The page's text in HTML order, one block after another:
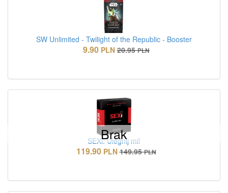
SW Unlimited - Twilight of the Republic - Booster
9.90 PLN 20.95 PLN
Brak
SEXi: Ulegnij mi!
119.90 PLN 149.95 PLN